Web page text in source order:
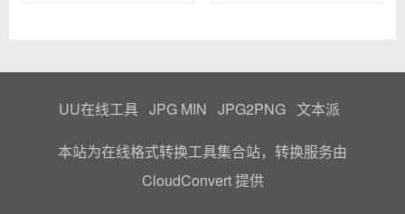
UU在线工具 JPG MIN JPG2PNG 文本派
本站为在线格式转换工具集合站，转换服务由
CloudConvert提供